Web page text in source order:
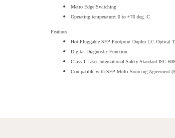
Metro Edge Switching
Operating temperature: 0 to +70 deg. C
Features
Hot-Pluggable SFP Footprint Duplex LC Optical
Digital Diagnostic Function.
Class 1 Laser International Safety Standard IEC-
Compatible with SFP Multi-Sourcing Agreement